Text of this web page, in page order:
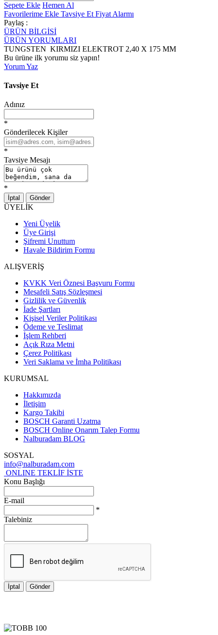
Sepete Ekle Hemen Al
Favorilerime Ekle Tavsiye Et Fiyat Alarmı
Paylaş :
ÜRÜN BİLGİSİ
ÜRÜN YORUMLARI
TUNGSTEN KIRMIZI ELEKTROT 2,40 X 175 MM
Bu ürüne ilk yorumu siz yapın!
Yorum Yaz
Tavsiye Et
Adınız
*
Gönderilecek Kişiler
*
Tavsiye Mesajı
*
İptal Gönder
ÜYELİK
Yeni Üyelik
Üye Girişi
Şifremi Unuttum
Havale Bildirim Formu
ALIŞVERİŞ
KVKK Veri Öznesi Başvuru Formu
Mesafeli Satış Sözleşmesi
Gizlilik ve Güvenlik
İade Şartları
Kişisel Veriler Politikası
Ödeme ve Teslimat
İşlem Rehberi
Açık Rıza Metni
Çerez Politikası
Veri Saklama ve İmha Politikası
KURUMSAL
Hakkımızda
İletişim
Kargo Takibi
BOSCH Garanti Uzatma
BOSCH Online Onarım Talep Formu
Nalburadam BLOG
SOSYAL
info@nalburadam.com
ONLINE TEKLİF İSTE
Konu Başlığı
E-mail
*
Talebiniz
İptal Gönder